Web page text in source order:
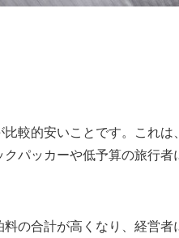
較的安いことです。これ
クパッカーや低予算の旅行
の合計が高くなり、経営